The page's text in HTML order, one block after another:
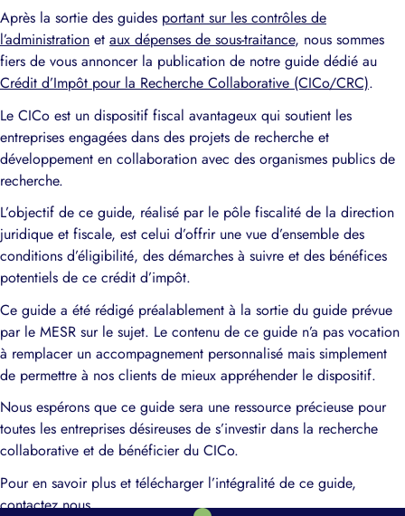
Après la sortie des guides portant sur les contrôles de
l’administration et aux dépenses de sous-traitance, nous sommes
fiers de vous annoncer la publication de notre guide dédié au
Crédit d’Impôt pour la Recherche Collaborative (CICo/CRC).
Le CICo est un dispositif fiscal avantageux qui soutient les
entreprises engagées dans des projets de recherche et
développement en collaboration avec des organismes publics de
recherche.
L’objectif de ce guide, réalisé par le pôle fiscalité de la direction
juridique et fiscale, est celui d’offrir une vue d’ensemble des
conditions d’éligibilité, des démarches à suivre et des bénéfices
potentiels de ce crédit d’impôt.
Ce guide a été rédigé préalablement à la sortie du guide prévue
par le MESR sur le sujet. Le contenu de ce guide n’a pas vocation
à remplacer un accompagnement personnalisé mais simplement
de permettre à nos clients de mieux appréhender le dispositif.
Nous espérons que ce guide sera une ressource précieuse pour
toutes les entreprises désireuses de s’investir dans la recherche
collaborative et de bénéficier du CICo.
Pour en savoir plus et télécharger l’intégralité de ce guide,
contactez nous.